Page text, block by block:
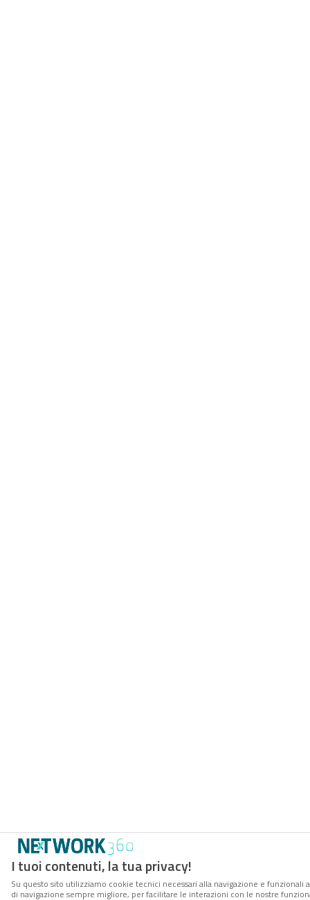
I tuoi contenuti, la tua privacy!
Su questo sito utilizziamo cookie tecnici necessari alla navigazione e
di navigazione sempre migliore, per facilitare le interazioni con le nostre